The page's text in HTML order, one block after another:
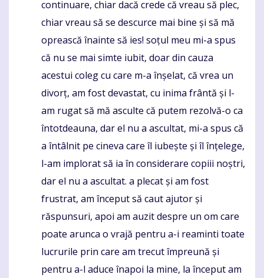
continuare, chiar dacă crede că vreau să plec,
chiar vreau să se descurce mai bine și să mă
oprească înainte să ies! soțul meu mi-a spus
că nu se mai simte iubit, doar din cauza
acestui coleg cu care m-a înșelat, că vrea un
divorț, am fost devastat, cu inima frântă și l-
am rugat să mă asculte că putem rezolvă-o ca
întotdeauna, dar el nu a ascultat, mi-a spus că
a întâlnit pe cineva care îl iubește și îl înțelege,
l-am implorat să ia în considerare copiii noștri,
dar el nu a ascultat. a plecat și am fost
frustrat, am început să caut ajutor și
răspunsuri, apoi am auzit despre un om care
poate arunca o vrajă pentru a-i reaminti toate
lucrurile prin care am trecut împreună și
pentru a-l aduce înapoi la mine, la început am